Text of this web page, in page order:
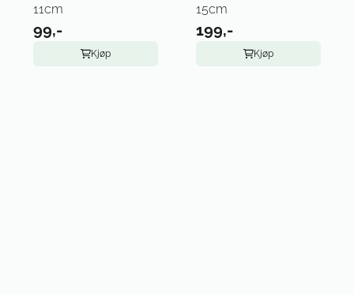
11cm
99,-
Kjøp
15cm
199,-
Kjøp